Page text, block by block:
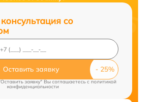
со
Оставить заявку
заявку" Вы соглашаетесь c политикой
конфиденциальности